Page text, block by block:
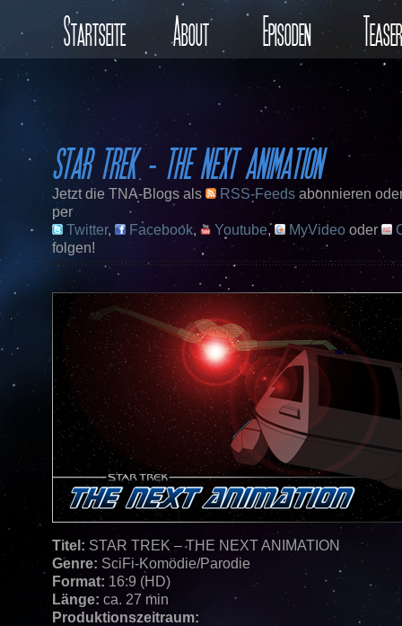
Startseite About Episoden Teaser
STAR TREK – THE NEXT ANIMATION
Jetzt die TNA-Blogs als RSS-Feeds abonnieren
per
Twitter, Facebook, Youtube, MyVideo oder
folgen!
Titel: STAR TREK – THE NEXT ANIMATION
Genre: SciFi-Komödie/Parodie
Format: 16:9 (HD)
Länge: ca. 27 min
Produktionszeitraum: